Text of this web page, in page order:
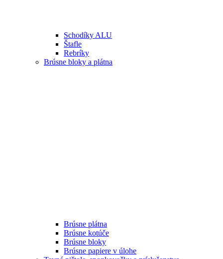
Schodíky ALU
Štafle
Rebríky
Brúsne bloky a plátna
Brúsne plátna
Brúsne kotúče
Brúsne bloky
Brúsne papiere v úlohe